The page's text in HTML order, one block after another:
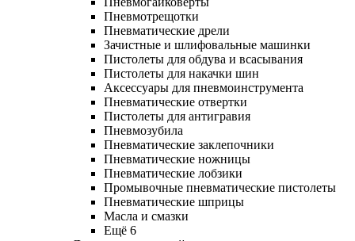
Пневмотрещотки
Пневматические дрели
Зачистные и шлифовальные машинки
Пистолеты для обдува и всасывания
Пистолеты для накачки шин
Аксессуары для пневмоинструмента
Пневматические отвертки
Пистолеты для антигравия
Пневмозубила
Пневматические заклепочники
Пневматические ножницы
Пневматические лобзики
Промывочные пневматические пистолеты
Пневматические шприцы
Масла и смазки
Ещё 6